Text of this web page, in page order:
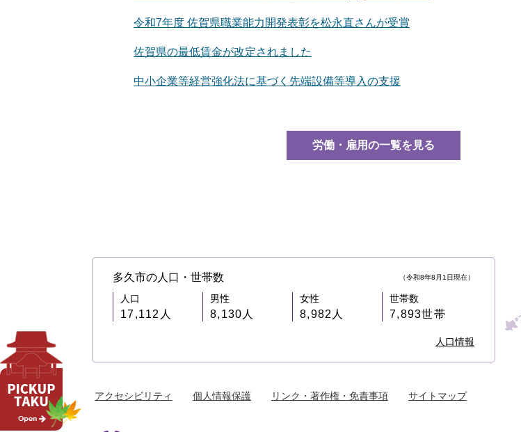
令和7年度 佐賀県職業能力開発表彰を松永直さんが受賞
佐賀県の最低賃金が改定されました
中小企業等経営強化法に基づく先端設備等導入の支援
労働・雇用の一覧を見る
多久市の人口・世帯数 （令和8年8月1日現在）
人口
17,112人
男性
8,130人
女性
8,982人
世帯数
7,893世帯
人口情報
アクセシビリティ 個人情報保護 リンク・著作権・免責事項 サイトマップ